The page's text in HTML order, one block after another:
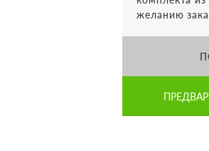
желанию